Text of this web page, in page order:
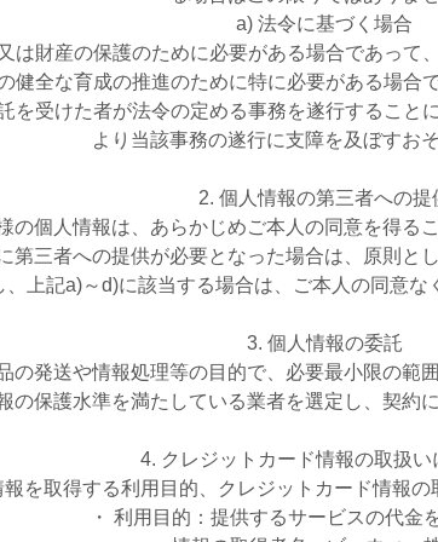
a) 法令に基づく場合
は財産の保護のために必要がある場合であって
健全な育成の推進のために特に必要がある場合
を受けた者が法令の定める事務を遂行するこ
より当該事務の遂行に支障を及ぼすお
2. 個人情報の第三者への提
の個人情報は、あらかじめご本人の同意を得る
第三者への提供が必要となった場合は、原則と
、上記a)～d)に該当する場合は、ご本人の同意な
3. 個人情報の委託
の発送や情報処理等の目的で、必要最小限の範
の保護水準を満たしている業者を選定し、契約
4. クレジットカード情報の取扱い
を取得する利用目的、クレジットカード情報
・ 利用目的：提供するサービスの代金